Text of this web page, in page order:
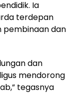
Ia
terdepan
pembinaan dan
dan
mendorong
tegasnya